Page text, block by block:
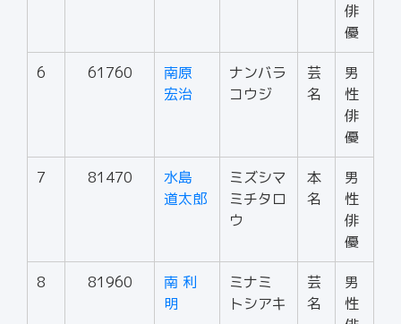
俳
優
6 61760
南原
宏治
ナンバラ
コウジ
芸
名
男
性
俳
優
7 81470
水島
道太郎
ミズシマ
ミチタロ
ウ
本
名
男
性
俳
優
8 81960
南 利
明
ミナミ
トシアキ
芸
名
男
性